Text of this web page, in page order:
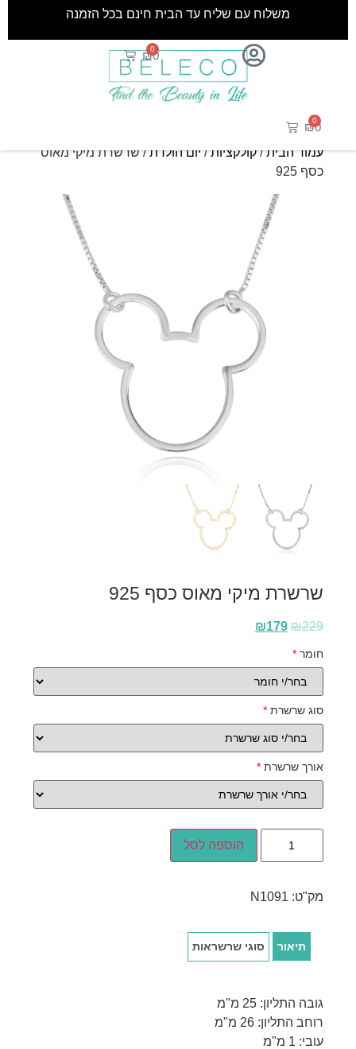
₪0
0
משלוח עם שליח עד הבית חינם בכל הזמנה
₪0
0
עמוד הבית/קולקציות/יום הולדת/ שרשרת מיקי מאוס
כסף 925
שרשרת מיקי מאוס כסף 925
₪229
₪179
חומר*
סוג שרשרת*
אורך שרשרת*
הוספה לסל
מק"ט: N1091
תיאור סוגי שרשראות
גובה התליון: 25 מ"מ
רוחב התליון: 26 מ"מ
עובי: 1 מ"מ